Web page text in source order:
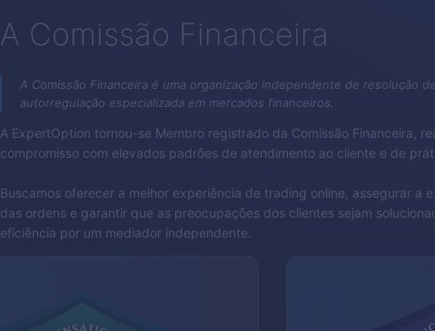
A Comissão Financeira
A Comissão Financeira é uma organização independente de resolução
autorregulação especializada em mercados financeiros.
A ExpertOption tornou-se Membro registrado da Comissão Financeira,
compromisso com elevados padrões de atendimento ao cliente e de
Buscamos oferecer a melhor experiência de trading online, assegurar a
das ordens e garantir que as preocupações dos clientes sejam
eficiência por um mediador independente.